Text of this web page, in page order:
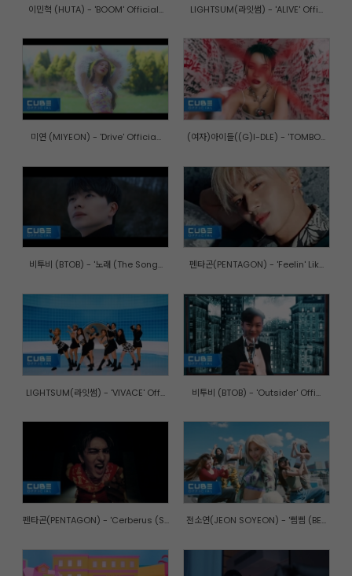
이민혁 (HUTA) - 'BOOM' Official... LIGHTSUM(라잇썸) - 'ALIVE' Offi...
미연 (MIYEON) - 'Drive' Officia... (여자)아이들((G)I-DLE) - 'TOMBO...
비투비 (BTOB) - '노래 (The Song... 펜타곤(PENTAGON) - 'Feelin' Lik...
LIGHTSUM(라잇썸) - 'VIVACE' Off... 비투비 (BTOB) - 'Outsider' Offi...
펜타곤(PENTAGON) - 'Cerberus (S... 전소연(JEON SOYEON) - '삠삠 (BE...